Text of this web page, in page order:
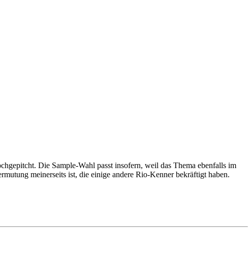
Die Sample-Wahl passt insofern, weil das Thema ebenfalls im
meinerseits ist, die einige andere Rio-Kenner bekräftigt haben.